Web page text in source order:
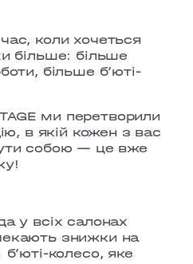
коли хочеться
більше: більше
більше б’юті-
ми перетворили
в якій кожен з вас
собою — це вже
у всіх салонах
знижки на
колесо, яке